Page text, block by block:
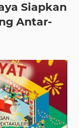
Siapkan
Antar-